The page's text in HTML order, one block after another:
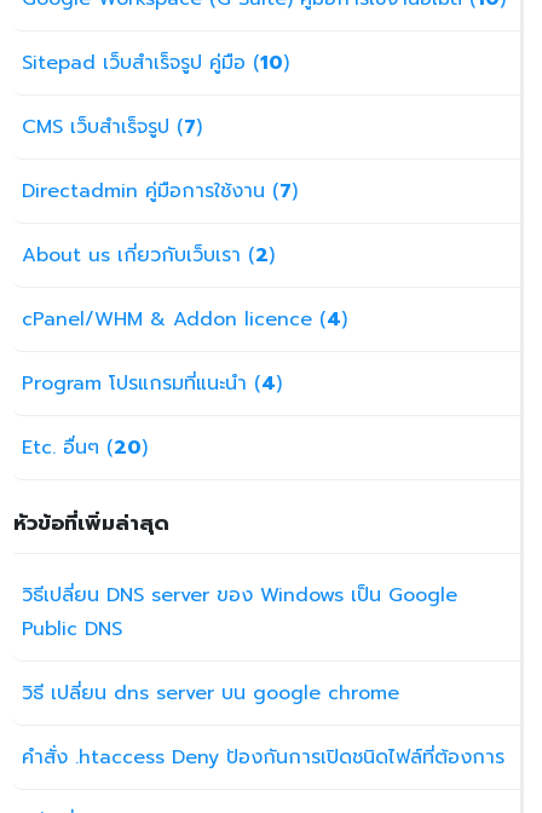
Sitepad เว็บสำเร็จรูป คู่มือ (10)
CMS เว็บสำเร็จรูป (7)
Directadmin คู่มือการใช้งาน (7)
About us เกี่ยวกับเว็บเรา (2)
cPanel/WHM & Addon licence (4)
Program โปรแกรมที่แนะนำ (4)
Etc. อื่นๆ (20)
หัวข้อที่เพิ่มล่าสุด
วิธีเปลี่ยน DNS server ของ Windows เป็น Google
Public DNS
วิธี เปลี่ยน dns server บน google chrome
คำสั่ง .htaccess Deny ป้องกันการเปิดชนิดไฟล์ที่ต้องการ